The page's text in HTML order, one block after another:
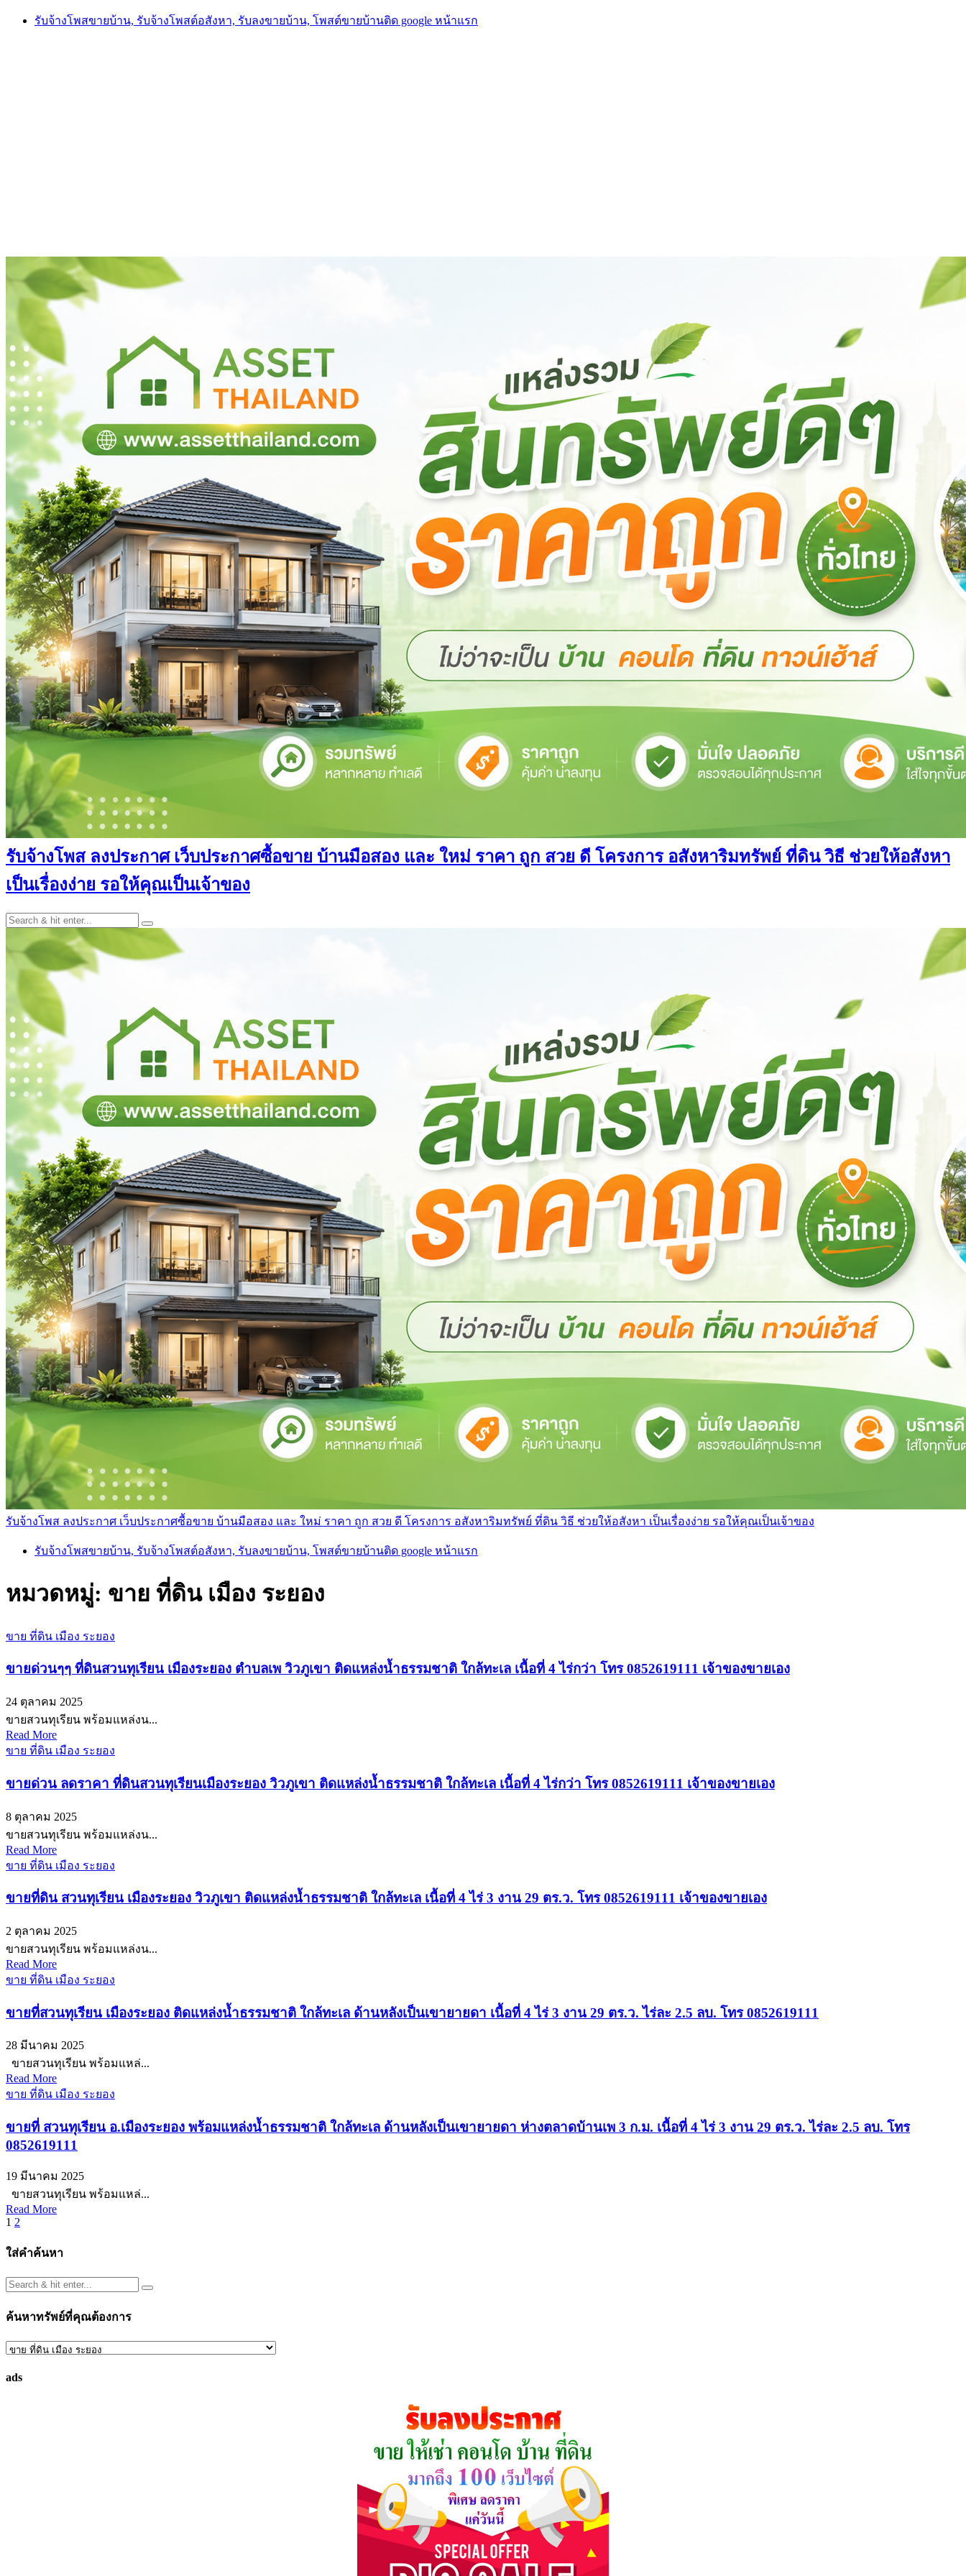
Skip
รับจ้างโพสขายบ้าน, รับจ้างโพสต์อสังหา, รับลงขายบ้าน, โพสต์ขายบ้านติด google หน้าแรก
รับจ้างโพส ลงประกาศ เว็บประกาศซื้อขาย บ้านมือสอง และ ใหม่ ราคา ถูก สวย ดี โครงการ อสังหาริมทรัพย์ ที่ดิน วิธี ช่วยให้อสังหา
เป็นเรื่องง่าย รอให้คุณเป็นเจ้าของ
รับจ้างโพส ลงประกาศ เว็บประกาศซื้อขาย บ้านมือสอง และ ใหม่ ราคา ถูก สวย ดี โครงการ อสังหาริมทรัพย์ ที่ดิน วิธี ช่วยให้อสังหา เป็นเรื่องง่าย รอให้คุณเป็นเจ้าของ
รับจ้างโพสขายบ้าน, รับจ้างโพสต์อสังหา, รับลงขายบ้าน, โพสต์ขายบ้านติด google หน้าแรก
หมวดหมู่: ขาย ที่ดิน เมือง ระยอง
ขาย ที่ดิน เมือง ระยอง
ขายด่วนๆๆ ที่ดินสวนทุเรียน เมืองระยอง ตำบลเพ วิวภูเขา ติดแหล่งน้ำธรรมชาติ ใกล้ทะเล เนื้อที่ 4 ไร่กว่า โทร 0852619111 เจ้าของขายเอง
24 ตุลาคม 2025
ขายสวนทุเรียน พร้อมแหล่งน...
Read More
ขาย ที่ดิน เมือง ระยอง
ขายด่วน ลดราคา ที่ดินสวนทุเรียนเมืองระยอง วิวภูเขา ติดแหล่งน้ำธรรมชาติ ใกล้ทะเล เนื้อที่ 4 ไร่กว่า โทร 0852619111 เจ้าของขายเอง
8 ตุลาคม 2025
ขายสวนทุเรียน พร้อมแหล่งน...
Read More
ขาย ที่ดิน เมือง ระยอง
ขายที่ดิน สวนทุเรียน เมืองระยอง วิวภูเขา ติดแหล่งน้ำธรรมชาติ ใกล้ทะเล เนื้อที่ 4 ไร่ 3 งาน 29 ตร.ว. โทร 0852619111 เจ้าของขายเอง
2 ตุลาคม 2025
ขายสวนทุเรียน พร้อมแหล่งน...
Read More
ขาย ที่ดิน เมือง ระยอง
ขายที่สวนทุเรียน เมืองระยอง ติดแหล่งน้ำธรรมชาติ ใกล้ทะเล ด้านหลังเป็นเขายายดา เนื้อที่ 4 ไร่ 3 งาน 29 ตร.ว. ไร่ละ 2.5 ลบ. โทร 0852619111
28 มีนาคม 2025
ขายสวนทุเรียน พร้อมแหล่...
Read More
ขาย ที่ดิน เมือง ระยอง
ขายที่ สวนทุเรียน อ.เมืองระยอง พร้อมแหล่งน้ำธรรมชาติ ใกล้ทะเล ด้านหลังเป็นเขายายดา ห่างตลาดบ้านเพ 3 ก.ม. เนื้อที่ 4 ไร่ 3 งาน 29 ตร.ว. ไร่ละ 2.5 ลบ. โทร
0852619111
19 มีนาคม 2025
ขายสวนทุเรียน พร้อมแหล่...
Read More
Posts
pagination
1 2
ใส่คำค้นหา
ค้นหาทรัพย์ที่คุณต้องการ
ค้นหา
ที่
ads